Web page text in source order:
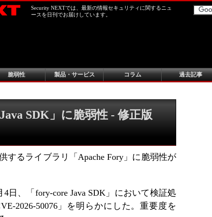
Security NEXTでは、最新の情報セキュリティに関するニュ
ースを日刊でお届けしています。
脆弱性 製品・サービス コラム 過去記事
SDK」に脆弱性 - 修正版
するライブラリ「Apache Fory」に脆弱性が
日、「fory-core Java SDK」において検証処
2026-50076」を明らかにした。重要度を